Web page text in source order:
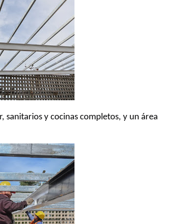
sanitarios y cocinas completos, y un área